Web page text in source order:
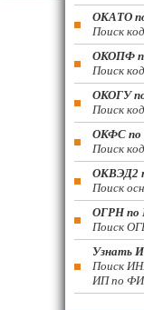
ОКАТО
Поиск
ОКОПФ
Поиск
ОКОГУ
Поиск
ОКФС
Поиск
ОКВЭД2
Поиск
ОГРН
Поиск
Узнать
Поиск
ИП по